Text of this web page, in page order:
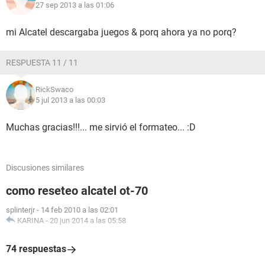
27 sep 2013 a las 01:06
mi Alcatel descargaba juegos & porq ahora ya no porq?
RESPUESTA 11 / 11
RickSwaco
5 jul 2013 a las 00:03
Muchas gracias!!!... me sirvió el formateo... :D
Discusiones similares
como reseteo alcatel ot-70
splinterjr - 14 feb 2010 a las 02:01
KARINA - 20 jun 2014 a las 05:58
74 respuestas